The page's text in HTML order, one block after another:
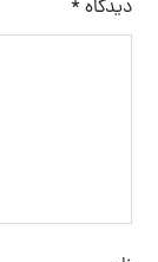
دیدگاه *